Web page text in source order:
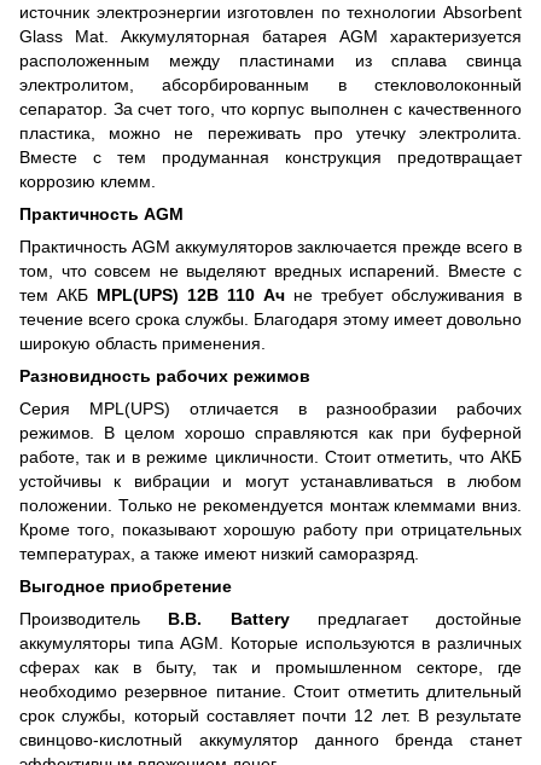
источник электроэнергии изготовлен по технологии Absorbent
Glass Mat. Аккумуляторная батарея AGM характеризуется
расположенным между пластинами из сплава свинца
электролитом, абсорбированным в стекловолоконный
сепаратор. За счет того, что корпус выполнен с качественного
пластика, можно не переживать про утечку электролита.
Вместе с тем продуманная конструкция предотвращает
коррозию клемм.
Практичность AGM
Практичность AGM аккумуляторов заключается прежде всего в
том, что совсем не выделяют вредных испарений. Вместе с
тем АКБ MPL(UPS) 12В 110 Ач не требует обслуживания в
течение всего срока службы. Благодаря этому имеет довольно
широкую область применения.
Разновидность рабочих режимов
Серия MPL(UPS) отличается в разнообразии рабочих
режимов. В целом хорошо справляются как при буферной
работе, так и в режиме цикличности. Стоит отметить, что АКБ
устойчивы к вибрации и могут устанавливаться в любом
положении. Только не рекомендуется монтаж клеммами вниз.
Кроме того, показывают хорошую работу при отрицательных
температурах, а также имеют низкий саморазряд.
Выгодное приобретение
Производитель B.B. Batteryпредлагает достойные
аккумуляторы типа AGM. Которые используются в различных
сферах как в быту, так и промышленном секторе, где
необходимо резервное питание. Стоит отметить длительный
срок службы, который составляет почти 12 лет. В результате
свинцово-кислотный аккумулятор данного бренда станет